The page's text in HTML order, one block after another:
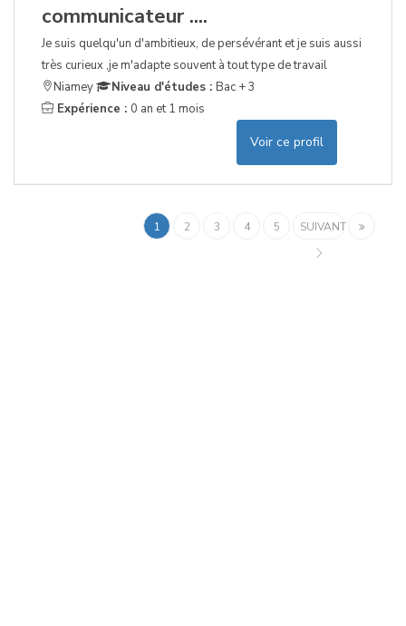
communicateur ....
Je suis quelqu'un d'ambitieux, de persévérant et je suis aussi
très curieux ,je m'adapte souvent à tout type de travail
Niamey
Niveau d'études : Bac + 3
Expérience : 0 an et 1 mois
Voir ce profil
1 2 3 4 5 SUIVANT